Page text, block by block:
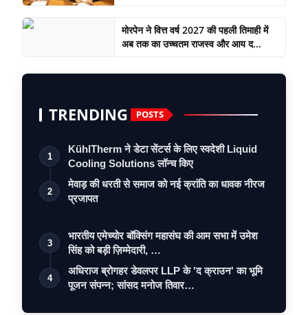
मोरपेन ने वित्त वर्ष 2027 की पहली तिमाही में
अब तक का उच्चतम राजस्व और आय द...
TRENDING POSTS
1
KühlTherm ने डेटा सेंटर्स के लिए स्वदेशी Liquid
Cooling Solutions लॉन्च किए
2
मेवाड़ की धरती से समाज को नई क्रांति का धावक नीरज
प्रजापत
3
भारतीय एमेच्योर बॉक्सिंग महासंघ की आम सभा में उमेश
सिंह को बड़ी ज़िम्मेदारी, …
4
अधिराज ब्रोगहर डेवलपर LLP के 'द क्राउन' का भूमि
पूजन संपन्न; सांसद मनोज तिवार…